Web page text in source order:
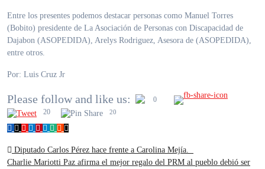
Entre los presentes podemos destacar personas como Manuel Torres
(Bobito) presidente de La Asociación de Personas con Discapacidad de
Dajabon (ASOPEDIDA), Arelys Rodriguez, Asesora de (ASOPEDIDA),
entre otros.
Por: Luis Cruz Jr
Please follow and like us:
0
20
20
Diputado Carlos Pérez hace frente a Carolina Mejía.
Charlie Mariotti Paz afirma el mejor regalo del PRM al pueblo debió ser